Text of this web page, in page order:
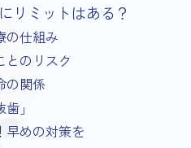
リミットはある？
の仕組み
とのリスク
の関係
」
早めの対策を